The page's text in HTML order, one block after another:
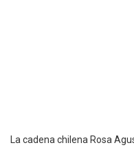
La cadena chilena Rosa